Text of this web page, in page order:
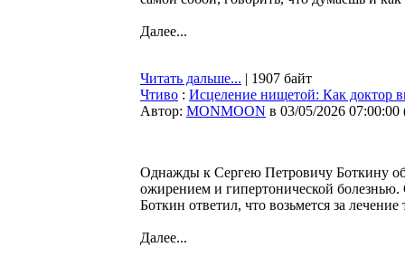
Далее...
Читать дальше... | 1907 байт
Чтиво : Исцеление нищетой: Как доктор
Автор: MONMOON в 03/05/2026 07:00:00
Однажды к Сергею Петровичу Боткину
ожирением и гипертонической
Боткин ответил, что возьмется за
Далее...